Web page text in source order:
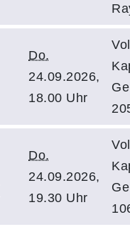
Do.
24.09.2026,
18.00 Uhr
Do.
24.09.2026,
19.30 Uhr